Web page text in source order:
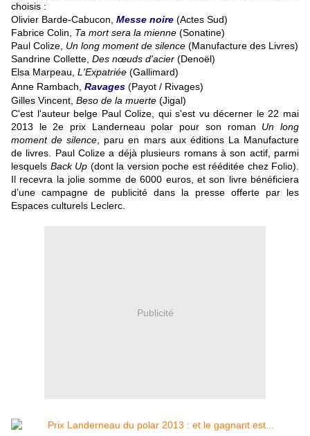
choisis :
Olivier Barde-Cabucon, Messe noire (Actes Sud)
Fabrice Colin, Ta mort sera la mienne (Sonatine)
Paul Colize, Un long moment de silence (Manufacture des Livres)
Sandrine Collette, Des nœuds d'acier (Denoël)
Elsa Marpeau, L'Expatriée (Gallimard)
Anne Rambach, Ravages (Payot / Rivages)
Gilles Vincent, Beso de la muerte (Jigal)
C'est l'auteur belge Paul Colize, qui s'est vu décerner le 22 mai
2013 le 2e prix Landerneau polar pour son roman Un long
moment de silence , paru en mars aux éditions La Manufacture
de livres. Paul Colize a déjà plusieurs romans à son actif, parmi
lesquels Back Up (dont la version poche est rééditée chez Folio).
Il recevra la jolie somme de 6000 euros, et son livre bénéficiera
d’une campagne de publicité dans la presse offerte par les
Espaces culturels Leclerc.
Publicité